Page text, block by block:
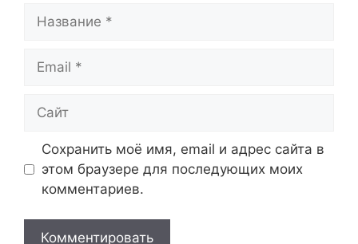
Сохранить моё имя, email и адрес сайта в
этом браузере для последующих моих
комментариев.